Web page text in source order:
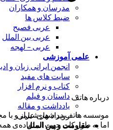
مدرسان و همکاران
ضبط کلاس ها
عربی فصیح
عربی بین الملل
عربی – لهجه
علمی آموزشی
انجمن ایرانی زبان و
سایت های مفید
کتاب و نرم افزار
داستان و فیلم
یادداشت و مقاله
رویداد های علمی
مقاومت و بین الملل
درباره هاتف
موسسه هاتف در شهر شیراز و با
اما به طور کلی جهت استفاده‌ی